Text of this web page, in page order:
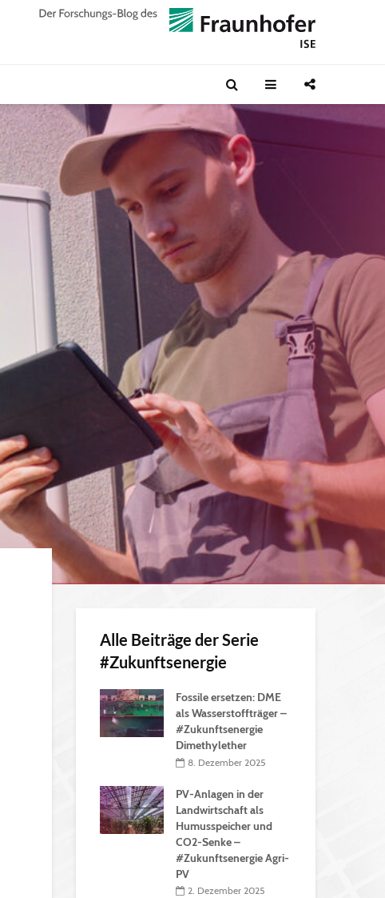
Alle Beiträge der Serie
#Zukunftsenergie
Fossile ersetzen: DME
als Wasserstoffträger –
#Zukunftsenergie
Dimethylether
8. Dezember 2025
PV-Anlagen in der
Landwirtschaft als
Humusspeicher und
CO2-Senke –
#Zukunftsenergie Agri-
PV
2. Dezember 2025